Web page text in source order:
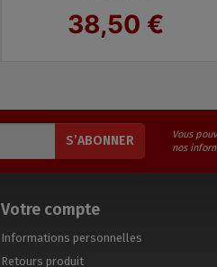
Prix
38,50 €
S’ABONNER
Vous
nos
Votre compte
Informations personnelles
Retours produit